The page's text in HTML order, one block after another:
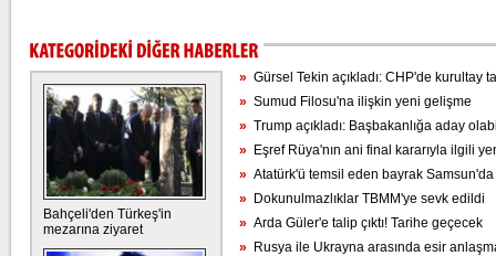
Bahçeli'den Türkeş'in
mezarına ziyaret
» Gürsel Tekin açıkladı: CHP'de kurultay
» Sumud Filosu'na ilişkin yeni gelişme
» Trump açıkladı: Başbakanlığa aday
» Eşref Rüya'nın ani final kararıyla ilgili
» Atatürk'ü temsil eden bayrak Samsun'da
» Dokunulmazlıklar TBMM'ye sevk edildi
» Arda Güler'e talip çıktı! Tarihe geçecek
» Rusya ile Ukrayna arasında esir